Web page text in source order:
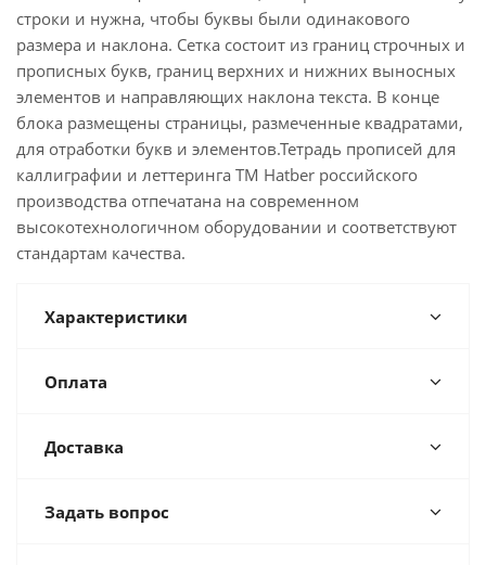
строки и нужна, чтобы буквы были одинакового
размера и наклона. Сетка состоит из границ строчных и
прописных букв, границ верхних и нижних выносных
элементов и направляющих наклона текста. В конце
блока размещены страницы, размеченные квадратами,
для отработки букв и элементов.Тетрадь прописей для
каллиграфии и леттеринга ТМ Hatber российского
производства отпечатана на современном
высокотехнологичном оборудовании и соответствуют
стандартам качества.
Характеристики
Оплата
Доставка
Задать вопрос